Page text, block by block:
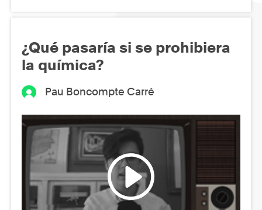
¿Qué pasaría si se prohibiera
la química?
Pau Boncompte Carré